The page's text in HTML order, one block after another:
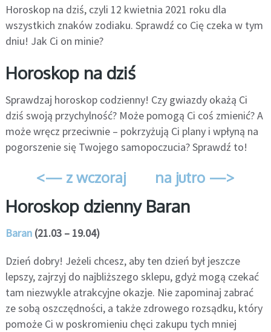
Horoskop na dziś, czyli 12 kwietnia 2021 roku dla
wszystkich znaków zodiaku. Sprawdź co Cię czeka w tym
dniu! Jak Ci on minie?
Horoskop na dziś
Sprawdzaj horoskop codzienny! Czy gwiazdy okażą Ci
dziś swoją przychylność? Może pomogą Ci coś zmienić? A
może wręcz przeciwnie – pokrzyżują Ci plany i wpłyną na
pogorszenie się Twojego samopoczucia? Sprawdź to!
<— z wczoraj na jutro —>
Horoskop dzienny Baran
Baran(21.03 – 19.04)
Dzień dobry! Jeżeli chcesz, aby ten dzień był jeszcze
lepszy, zajrzyj do najbliższego sklepu, gdyż mogą czekać
tam niezwykle atrakcyjne okazje. Nie zapominaj zabrać
ze sobą oszczędności, a także zdrowego rozsądku, który
pomoże Ci w poskromieniu chęci zakupu tych mniej